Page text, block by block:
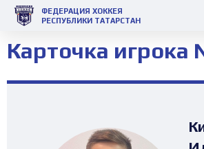
ФЕДЕРАЦИЯ ХОККЕЯ
РЕСПУБЛИКИ ТАТАРСТАН
Карточка игрока